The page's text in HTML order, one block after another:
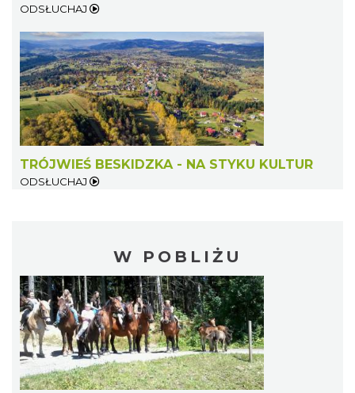
ODSŁUCHAJ
TRÓJWIEŚ BESKIDZKA - NA STYKU KULTUR
ODSŁUCHAJ
W POBLIŻU